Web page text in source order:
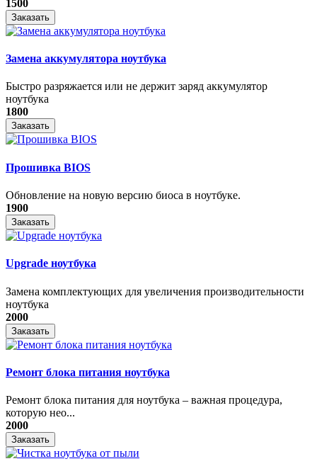
1500
Заказать
Замена аккумулятора ноутбука
Быстро разряжается или не держит заряд аккумулятор
ноутбука
1800
Заказать
Прошивка BIOS
Обновление на новую версию биоса в ноутбуке.
1900
Заказать
Upgrade ноутбука
Замена комплектующих для увеличения производительности
ноутбука
2000
Заказать
Ремонт блока питания ноутбука
​Ремонт блока питания для ноутбука – важная процедура,
которую нео...
2000
Заказать